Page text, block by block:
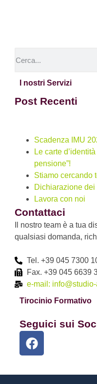
I nostri Servizi
Post Recenti
Scadenza IMU
Le carte
pensione”!
Stiamo cercando
Dichiarazione
Lavora con noi
Contattaci
Il nostro team è a tua
qualsiasi domanda,
Tel. +39 045 7300
Fax. +39 045 6639
e-mail:
Tirocinio Formativo
Seguici sui